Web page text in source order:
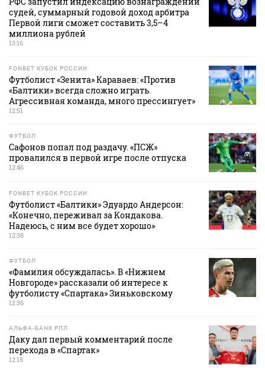
судей, суммарный годовой доход арбитра
Первой лиги сможет составить 3,5–4
миллиона рублей
13:16
FONBET КУБОК РОССИИ
Футболист «Зенита» Караваев: «Против
«Балтики» всегда сложно играть.
Агрессивная команда, много прессингует»
12:51
ФУТБОЛ
Сафонов попал под раздачу. «ПСЖ»
провалился в первой игре после отпуска
12:46
FONBET КУБОК РОССИИ
Футболист «Балтики» Эдуардо Андерсон:
«Конечно, переживал за Кондакова.
Надеюсь, с ним все будет хорошо»
12:38
ФУТБОЛ
«Фамилия обсуждалась». В «Нижнем
Новгороде» рассказали об интересе к
футболисту «Спартака» Зиньковскому
12:36
АЛЬФА-БАНК РПЛ
Даку дал первый комментарий после
перехода в «Спартак»
12:18